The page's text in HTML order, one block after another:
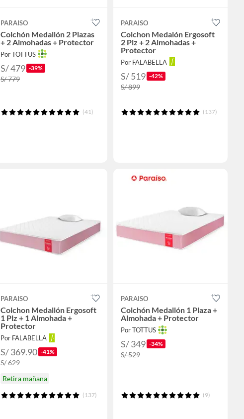
PARAISO
Colchón Medallón 2 Plazas
+ 2 Almohadas + Protector
Por TOTTUS
S/ 479 -39%
S/ 779
(41)
PARAISO
Colchon Medalón Ergosoft
2 Plz + 2 Almohadas +
Protector
Por FALABELLA
S/ 519 -42%
S/ 899
(137)
PARAISO
Colchon Medallón Ergosoft
1 Plz + 1 Almohada +
Protector
Por FALABELLA
S/ 369.90 -41%
S/ 629
Retira mañana
(137)
PARAISO
Colchón Medallón 1 Plaza +
Almohada + Protector
Por TOTTUS
S/ 349 -34%
S/ 529
(9)